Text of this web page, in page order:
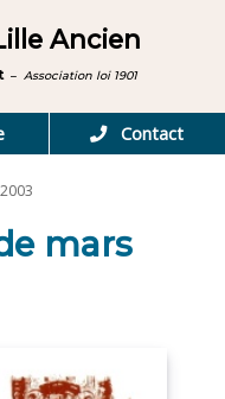
Ancien
– Association loi 1901
Contact
mars